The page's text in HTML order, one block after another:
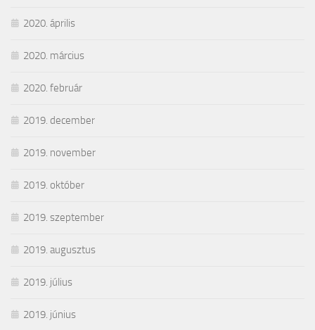
2020. április
2020. március
2020. február
2019. december
2019. november
2019. október
2019. szeptember
2019. augusztus
2019. július
2019. június